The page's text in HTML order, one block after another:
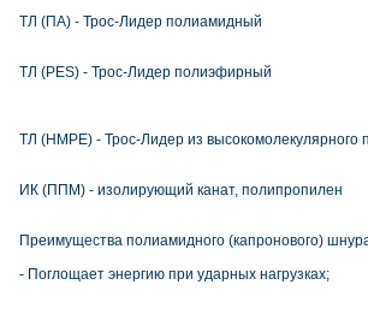
ТЛ (ПА) - Трос-Лидер полиамидный
ТЛ (PES) - Трос-Лидер полиэфирный
ТЛ (HMPE) - Трос-Лидер из
ИК (ППМ) - изолирующий канат, полипропилен
Преимущества полиамидного (капронового)
- Поглощает энергию при ударных нагрузках;